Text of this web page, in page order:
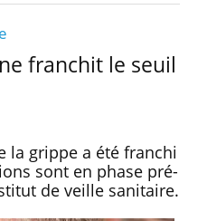
franchit le seuil
la grippe a été franchi
sont en phase pré-
de veille sanitaire.